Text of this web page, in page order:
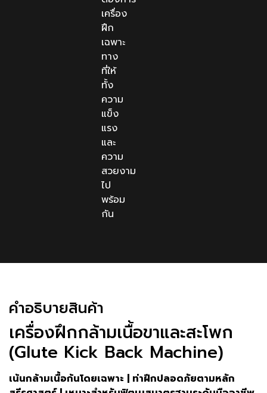
เครื่อง
ฝึก
เฉพาะ
ทาง
ที่ให้
ทั้ง
ความ
แข็ง
แรง
และ
ความ
สวยงาม
ไป
พร้อม
กัน
คําอธิบายสินค้า
เครื่องฝึกกล้ามเนื้อขาและสะโพก
(Glute Kick Back Machine)
เน้นกล้ามเนื้อก้นโดยเฉพาะ | ท่าฝึกปลอดภัยตามหลัก